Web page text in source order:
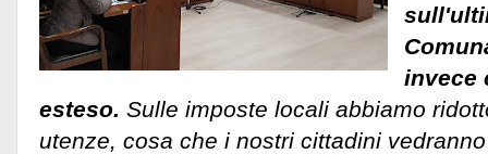
invece
esteso. Sulle imposte locali abbiamo
utenze, cosa che i nostri cittadini